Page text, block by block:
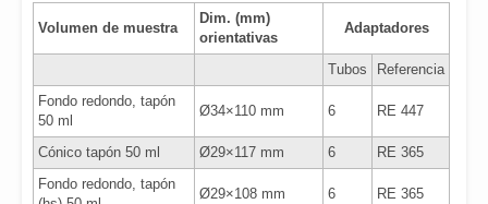
Volumen de muestra
Dim. (mm)
orientativas
Adaptadores
Tubos
Referencia
Fondo redondo, tapón
50 ml
Ø34×110 mm 6 RE 447
Cónico tapón 50 ml Ø29×117 mm 6
RE 365
Fondo redondo, tapón
Ø29×108 mm 6 RE 365